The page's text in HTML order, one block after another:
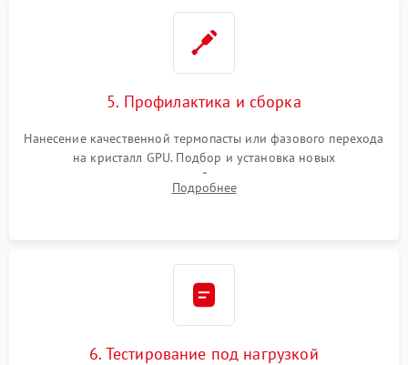
5. Профилактика и сборка
Нанесение качественной термопасты или фазового перехода
на кристалл GPU. Подбор и установка новых
термопрокладок правильной толщины на память и цепи
питания. Монтаж радиатора и бэкплейта, подключение и
Подробнее
6. Тестирование под нагрузкой